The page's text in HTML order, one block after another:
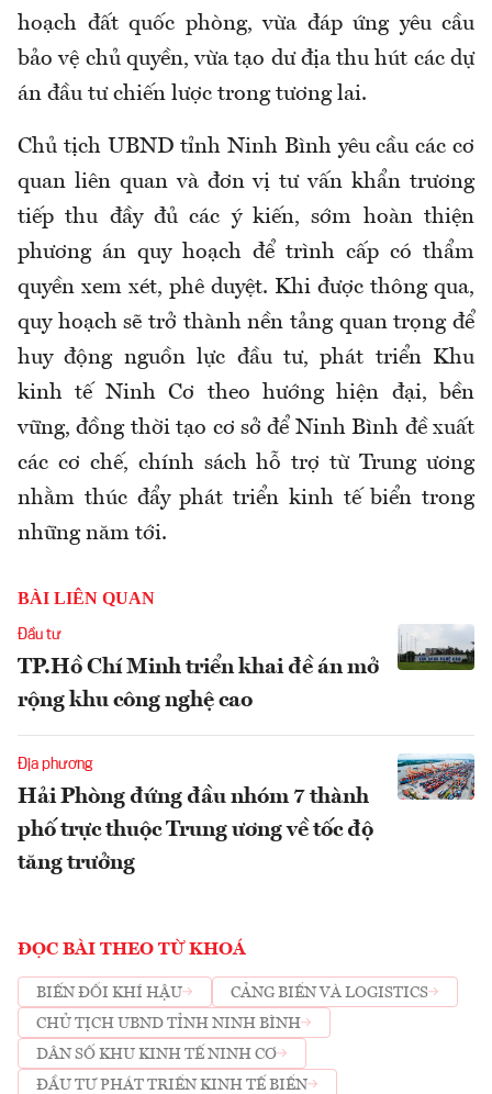
hoạch đất quốc phòng, vừa đáp ứng yêu cầu
bảo vệ chủ quyền, vừa tạo dư địa thu hút các dự
án đầu tư chiến lược trong tương lai.
Chủ tịch UBND tỉnh Ninh Bình yêu cầu các cơ
quan liên quan và đơn vị tư vấn khẩn trương
tiếp thu đầy đủ các ý kiến, sớm hoàn thiện
phương án quy hoạch để trình cấp có thẩm
quyền xem xét, phê duyệt. Khi được thông qua,
quy hoạch sẽ trở thành nền tảng quan trọng để
huy động nguồn lực đầu tư, phát triển Khu
kinh tế Ninh Cơ theo hướng hiện đại, bền
vững, đồng thời tạo cơ sở để Ninh Bình đề xuất
các cơ chế, chính sách hỗ trợ từ Trung ương
nhằm thúc đẩy phát triển kinh tế biển trong
những năm tới.
BÀI LIÊN QUAN
Đầu tư
TP.Hồ Chí Minh triển khai đề án mở
rộng khu công nghệ cao
Địa phương
Hải Phòng đứng đầu nhóm 7 thành
phố trực thuộc Trung ương về tốc độ
tăng trưởng
ĐỌC BÀI THEO TỪ KHOÁ
BIẾN ĐỔI KHÍ HẬU
CẢNG BIỂN VÀ LOGISTICS
CHỦ TỊCH UBND TỈNH NINH BÌNH
DÂN SỐ KHU KINH TẾ NINH CƠ
ĐẦU TƯ PHÁT TRIỂN KINH TẾ BIỂN